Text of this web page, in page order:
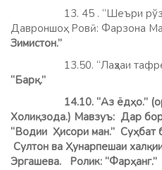
13. 45 . “Шеъри
Давроншоҳ. Ровӣ: Фарзона
Зимистон.”
13.50. “Лаҳзаи
“Барқ.”
14.10. “Аз ёдҳо.”
Холиқзода.) Мавзуъ: Дар
“Водии Ҳисори ман.”
Султон ва Ҳунарпешаи
Эргашева. Ролик: “Фарҳанг.”